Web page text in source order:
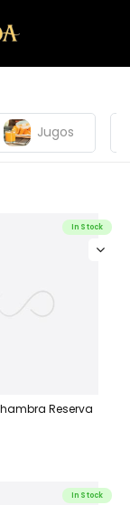
Jugos
In Stock
Reserva
In Stock